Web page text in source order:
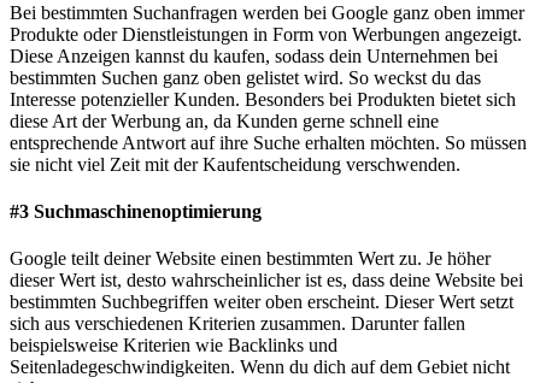
Bei bestimmten Suchanfragen werden bei Google ganz oben immer
Produkte oder Dienstleistungen in Form von Werbungen angezeigt.
Diese Anzeigen kannst du kaufen, sodass dein Unternehmen bei
bestimmten Suchen ganz oben gelistet wird. So weckst du das
Interesse potenzieller Kunden. Besonders bei Produkten bietet sich
diese Art der Werbung an, da Kunden gerne schnell eine
entsprechende Antwort auf ihre Suche erhalten möchten. So müssen
sie nicht viel Zeit mit der Kaufentscheidung verschwenden.
#3 Suchmaschinenoptimierung
Google teilt deiner Website einen bestimmten Wert zu. Je höher
dieser Wert ist, desto wahrscheinlicher ist es, dass deine Website bei
bestimmten Suchbegriffen weiter oben erscheint. Dieser Wert setzt
sich aus verschiedenen Kriterien zusammen. Darunter fallen
beispielsweise Kriterien wie Backlinks und
Seitenladegeschwindigkeiten. Wenn du dich auf dem Gebiet nicht